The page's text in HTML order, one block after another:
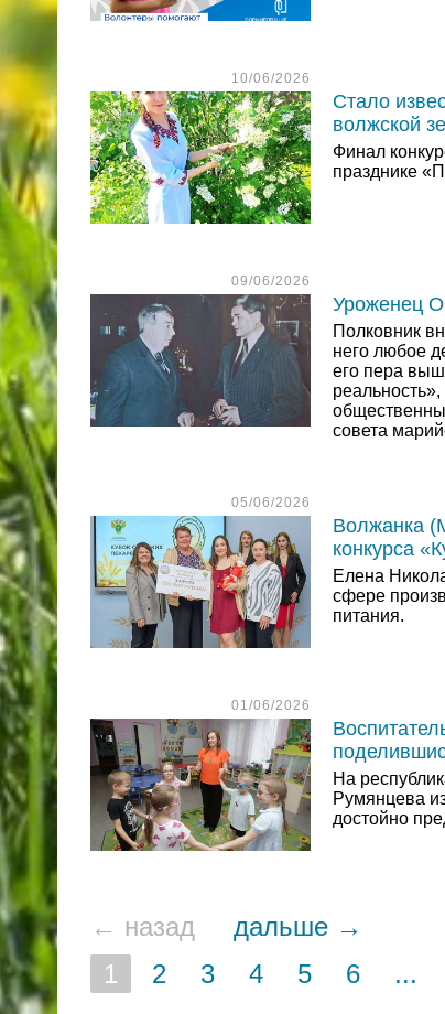
10/06/2026
Стало
волжской
Финал
празднике
09/06/2026
Уроженец
Полковник
него любое
его пера
совета
05/06/2026
Волжанка
конкурса
Елена
сфере
питания.
01/06/2026
На
Румянцева
достойно
← назад дальше →
1
2 3 4 5 6 ...